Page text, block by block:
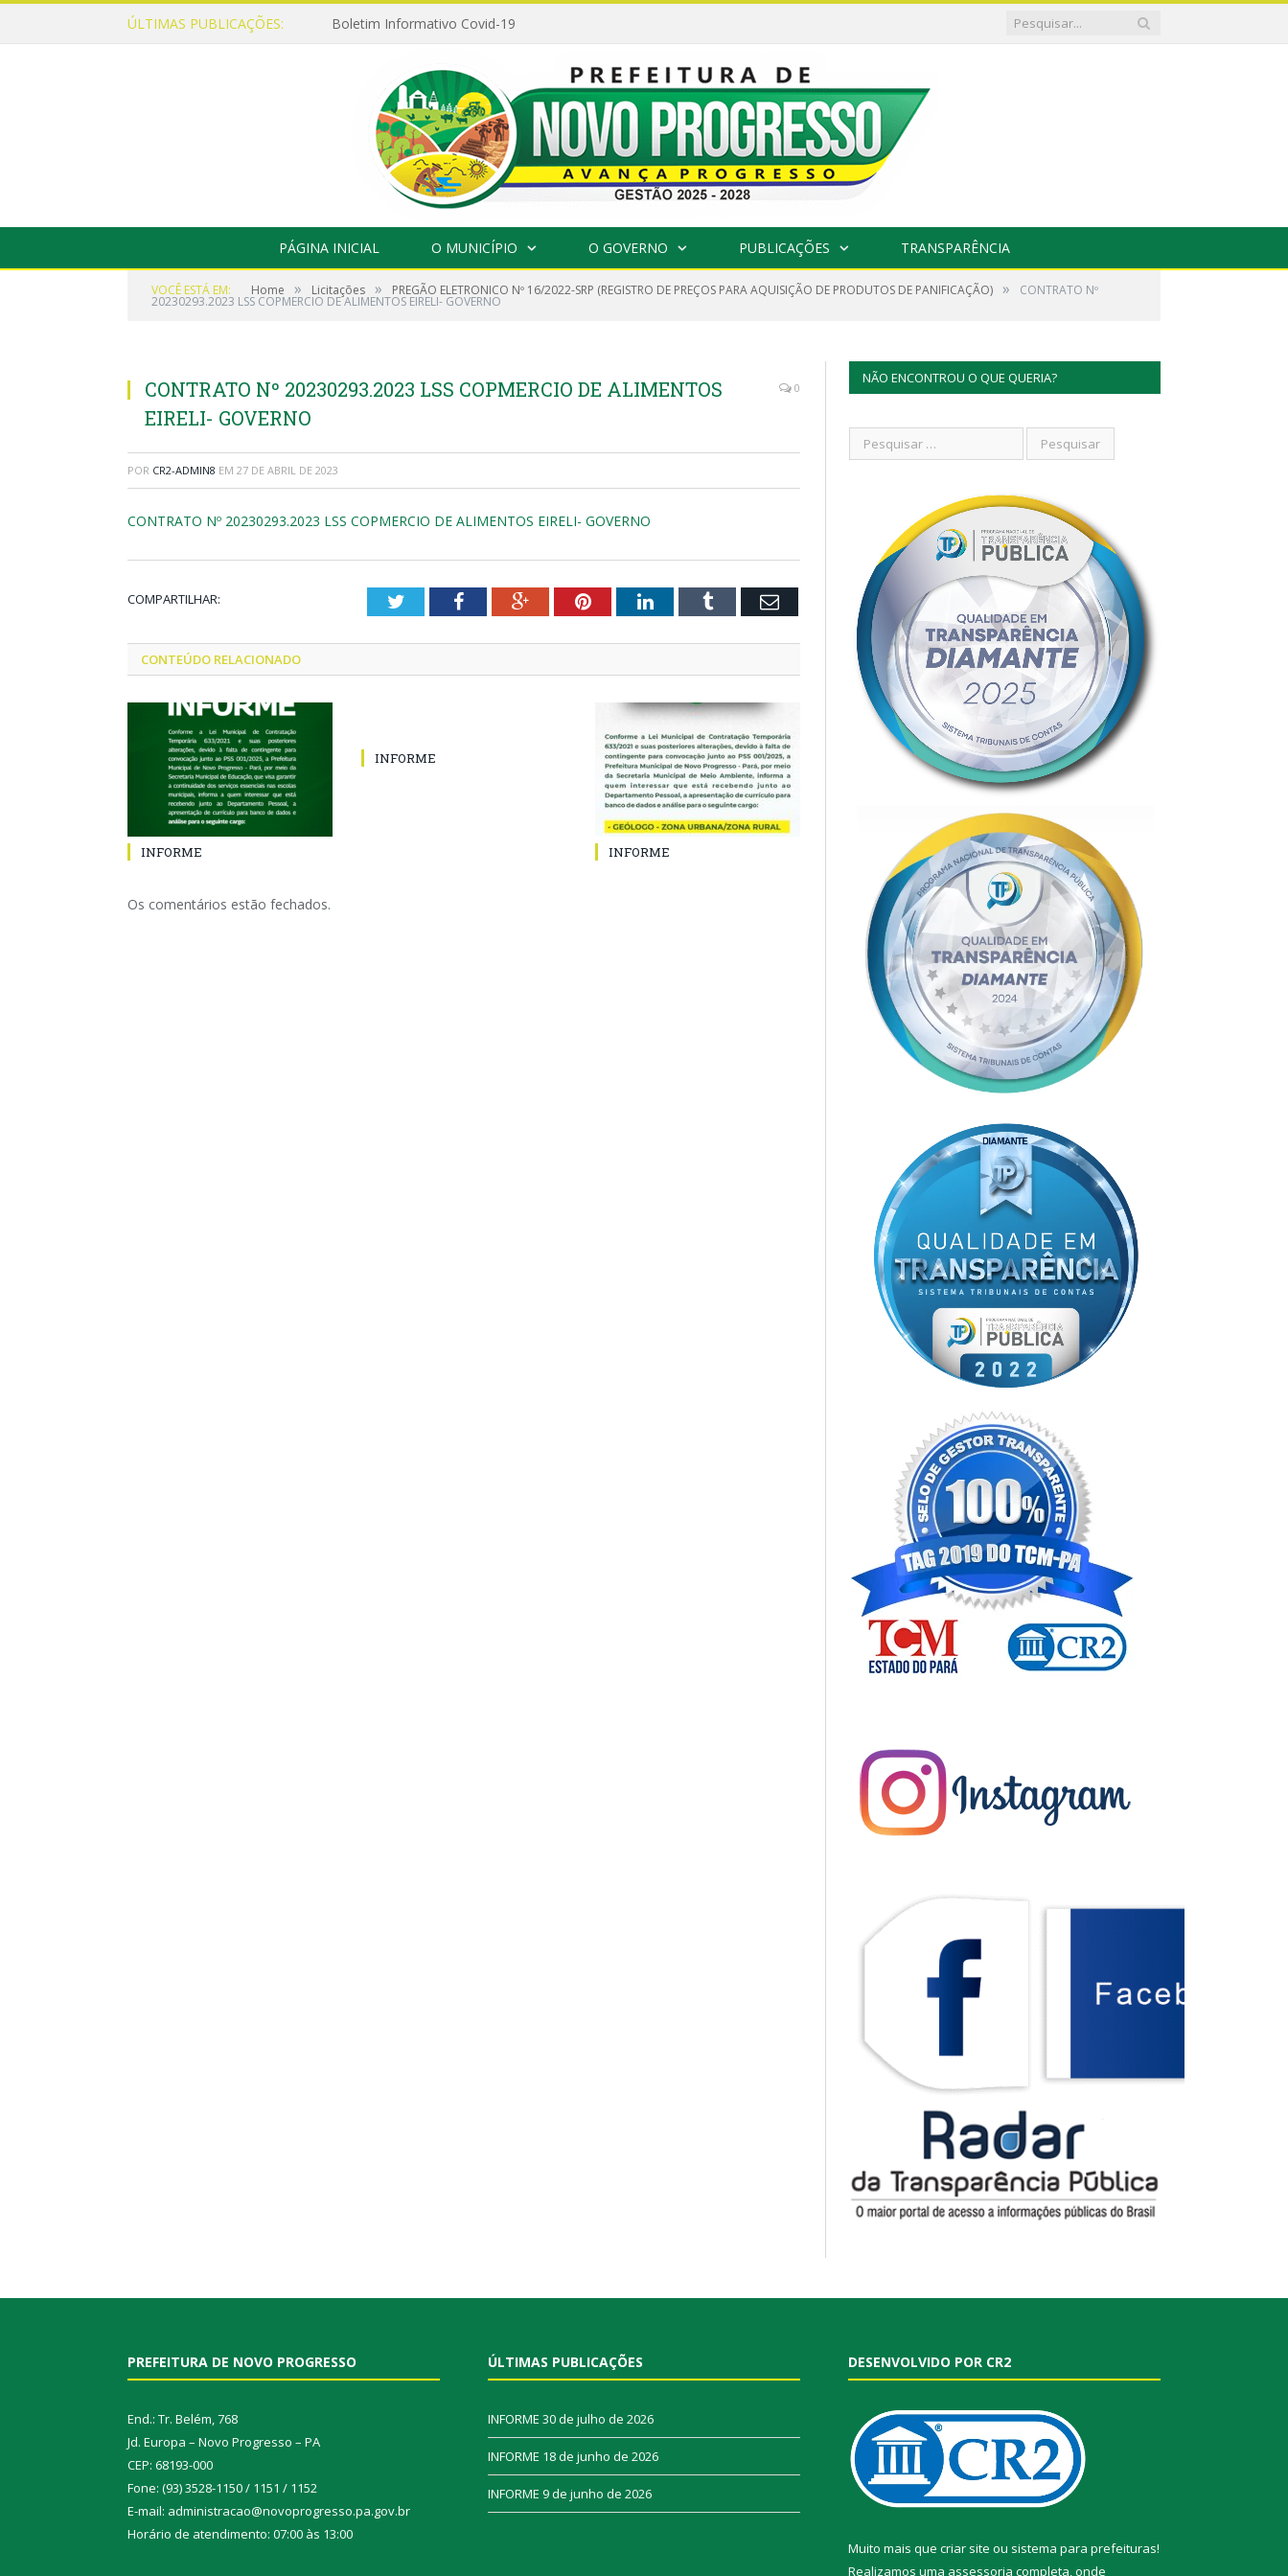
ÚLTIMAS PUBLICAÇÕES: Boletim Informativo Covid-19
PÁGINA INICIAL O MUNICÍPIO O GOVERNO PUBLICAÇÕES TRANSPARÊNCIA
VOCÊ ESTÁ EM: Home » Licitações » PREGÃO ELETRONICO Nº 16/2022-SRP (REGISTRO DE PREÇOS PARA AQUISIÇÃO DE PRODUTOS DE PANIFICAÇÃO) » CONTRATO Nº
20230293.2023 LSS COPMERCIO DE ALIMENTOS EIRELI- GOVERNO
CONTRATO Nº 20230293.2023 LSS COPMERCIO DE ALIMENTOS
EIRELI- GOVERNO
0
POR CR2-ADMIN8 EM 27 DE ABRIL DE 2023
CONTRATO Nº 20230293.2023 LSS COPMERCIO DE ALIMENTOS EIRELI- GOVERNO
COMPARTILHAR: TwitterFacebookGoogle+PinterestLinkedInTumblr Email
CONTEÚDO RELACIONADO
INFORME
INFORME
INFORME
Os comentários estão fechados.
NÃO ENCONTROU O QUE QUERIA?
PREFEITURA DE NOVO PROGRESSO
End.: Tr. Belém, 768
Jd. Europa – Novo Progresso – PA
CEP: 68193-000
Fone: (93) 3528-1150 / 1151 / 1152
E-mail: administracao@novoprogresso.pa.gov.br
Horário de atendimento: 07:00 às 13:00
ÚLTIMAS PUBLICAÇÕES
INFORME 30 de julho de 2026
INFORME 18 de junho de 2026
INFORME 9 de junho de 2026
DESENVOLVIDO POR CR2
Muito mais que criar site ou sistema para prefeituras!
Realizamos uma assessoria completa, onde